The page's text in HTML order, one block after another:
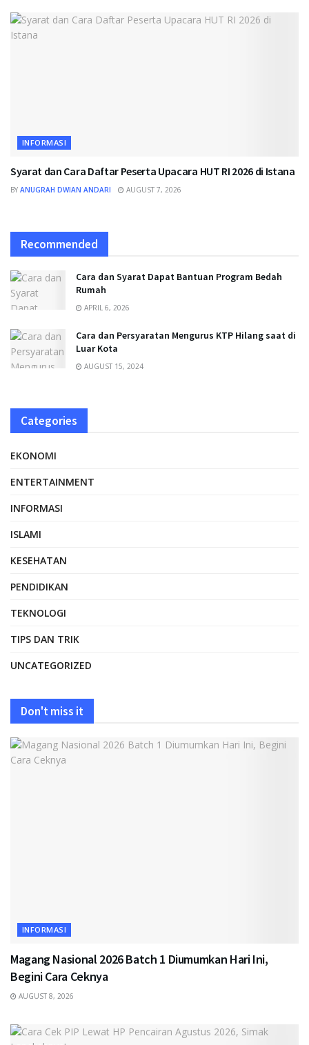
INFORMASI
Syarat dan Cara Daftar Peserta Upacara HUT RI 2026 di Istana
BY ANUGRAH DWIAN ANDARI AUGUST 7, 2026
Recommended
Cara dan Syarat Dapat Bantuan Program Bedah
Rumah
APRIL 6, 2026
Cara dan Persyaratan Mengurus KTP Hilang saat di
Luar Kota
AUGUST 15, 2024
Categories
EKONOMI
ENTERTAINMENT
INFORMASI
ISLAMI
KESEHATAN
PENDIDIKAN
TEKNOLOGI
TIPS DAN TRIK
UNCATEGORIZED
Don't miss it
INFORMASI
Magang Nasional 2026 Batch 1 Diumumkan Hari Ini,
Begini Cara Ceknya
AUGUST 8, 2026